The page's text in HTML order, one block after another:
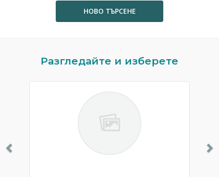
НОВО ТЪРСЕНЕ
Разгледайте и изберете